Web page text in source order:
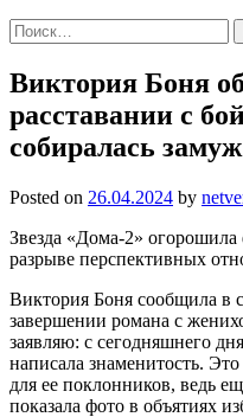
Найти:
Виктория Боня
расставании с
собиралась замуж
Posted on 26.04.2024 by
Звезда «Дома-2»
разрыве перспективных
Виктория Боня сообщила в
завершении романа с
заявляю: с сегодняшнего
написала знаменитость.
для ее поклонников, ведь
показала фото в объятиях